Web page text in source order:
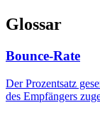
Glossar
Bounce-Rate
Der Prozentsatz
des Empfängers